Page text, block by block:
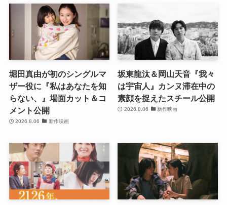
堀田真由が初のシングルマ
ザー役に『私はあなたを知
らない、』場面カット＆コ
メント公開
2026.8.06 新作映画
坂東龍汰＆岡山天音『我々
は宇宙人』カンヌ滞在中の
素顔を捉えたスチール公開
2026.8.06 新作映画